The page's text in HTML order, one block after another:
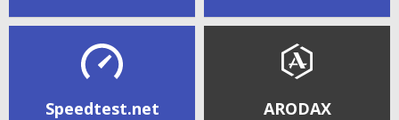
Speedtest.net ARODAX